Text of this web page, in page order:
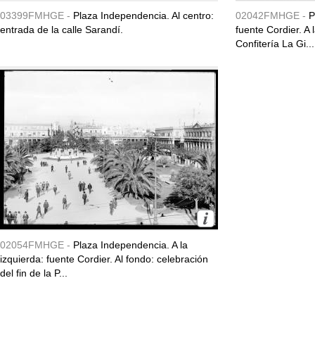
03399FMHGE - Plaza Independencia. Al centro:
entrada de la calle Sarandí.
02042FMHGE -
fuente Cordier. A
Confitería La Gi...
02054FMHGE - Plaza Independencia. A la
izquierda: fuente Cordier. Al fondo: celebración
del fin de la P...